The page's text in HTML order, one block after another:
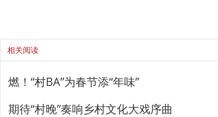
相关阅读
燃！“村BA”为春节添“年味”
期待“村晚”奏响乡村文化大戏序曲